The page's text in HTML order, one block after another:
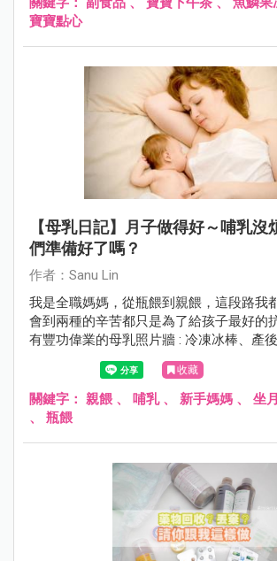
寶寶點心
【母乳日記】月子做得好～哺乳沒
們準備好了嗎？
作者：Sanu Lin
我是全職媽媽，從瓶餵到親餵，這段路我
會到兩種的辛苦都只是為了給孩子最好的抗體&
有豐功偉業的母乳照片牆 : 冷凍冰棒、產
cc數~通通沒有((哈~ 總覺得那些越看越讓人喪氣~回頭繼續
盯著胸前兩顆硬奶猛搖頭 相信我~雖然文字可能有點多，但收藏
關鍵字： 親餵 、 哺乳、 新手媽媽 、 坐
、 瓶餵